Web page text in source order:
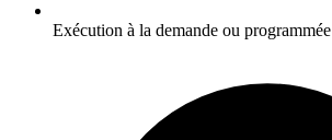
Exécution à la demande ou programmée